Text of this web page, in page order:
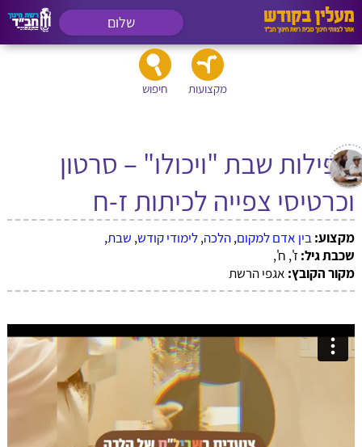
שלום
מקצועות חיפוש
תפילות שבת "ויכולו" – סרטון
וכרטיסי צפייה לכיתות ז-ח
מקצוע:בין אדם למקום,הלכה,לימודי קודש, שבת,
שכבת גיל:ז', ח',
מקור הקובץ: אגפי הרשת